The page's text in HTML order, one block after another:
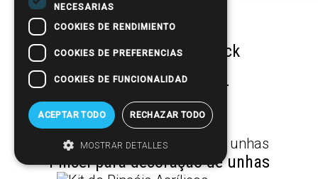
Nail Form Double Thick
Nail Form Dispenser
Tips Cutter
Pincel para decoração de unhas
NECESARIAS
COOKIES DE RENDIMIENTO
COOKIES DE PREFERENCIAS
COOKIES DE FUNCIONALIDAD
ACEPTAR TODO RECHAZAR TODO
MOSTRAR DETALLES